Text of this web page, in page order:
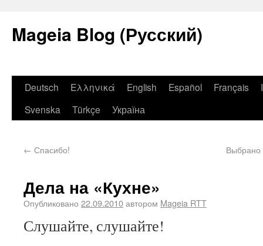
Mageia Blog (Русский)
Deutsch Ελληνικά English Español Français
Svenska
Türkçe Україна
← Спасибо! Выбрано
Дела на «Кухне»
Опубликовано 22.09.2010автором Mageia RTT
Слушайте, слушайте!